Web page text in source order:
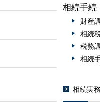
相続手続
財産
相続
税務
相続
相続実